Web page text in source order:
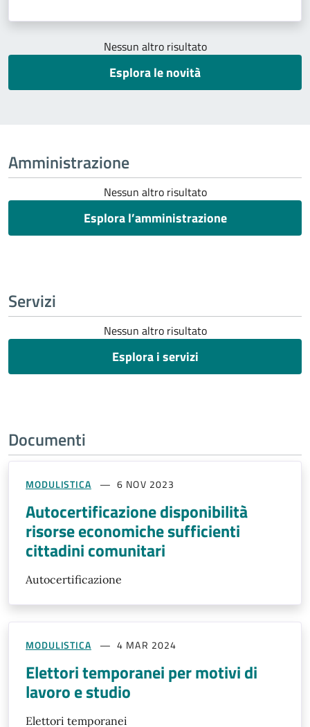
Nessun altro risultato
Esplora le novità
Amministrazione
Nessun altro risultato
Esplora l’amministrazione
Servizi
Nessun altro risultato
Esplora i servizi
Documenti
MODULISTICA 6 NOV 2023
Autocertificazione disponibilità
risorse economiche sufficienti
cittadini comunitari
Autocertificazione
MODULISTICA 4 MAR 2024
Elettori temporanei per motivi di
lavoro e studio
Elettori temporanei